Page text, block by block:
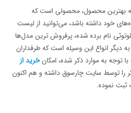
که بهترین محصول، محصولی است که
خود داشته باشد، می‌توانید از لیست
بلوتوثی نام برده شده، پرفروش ترین مدل‌ها
دیگر انواع این وسیله است که طرفداران
با توجه به موارد ذکر شده، امکانخرید از
را توسط سایت چارسوق داشته و هم اکنون
ثبت نموده.